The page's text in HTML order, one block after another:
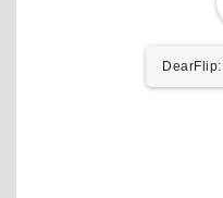
DearFlip: